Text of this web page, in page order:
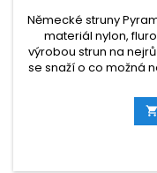
Německé struny
materiál nylon,
výrobou strun na
se snaží o co možná
ceně. Stejně je tomu
